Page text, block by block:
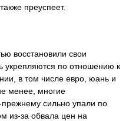
преуспеет.
восстановили свои
укрепляются по отношению к
в том числе евро, юань и
менее, многие
сильно упали по
из-за обвала цен на